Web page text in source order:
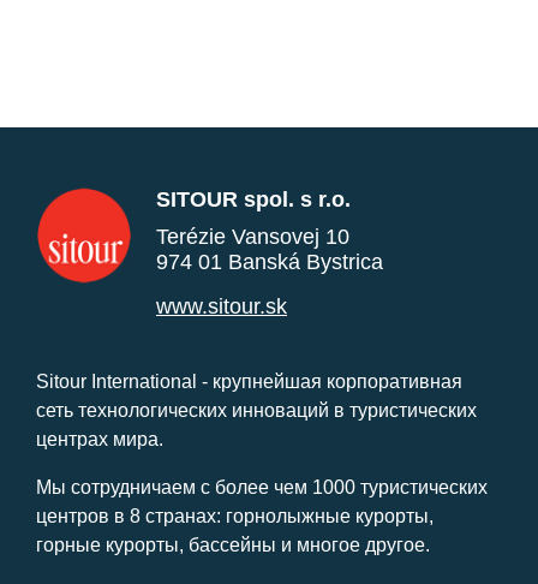
SITOUR spol. s r.o.
Terézie Vansovej 10
974 01 Banská Bystrica
www.sitour.sk
Sitour International - крупнейшая корпоративная
сеть технологических инноваций в туристических
центрах мира.
Мы сотрудничаем с более чем 1000 туристических
центров в 8 странах: горнолыжные курорты,
горные курорты, бассейны и многое другое.